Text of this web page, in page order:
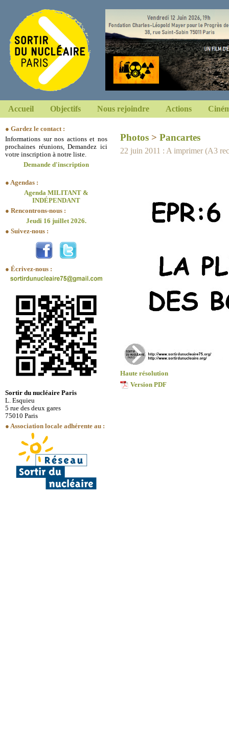
Accueil Objectifs Nous rejoindre Actions
● Gardez le contact :
Informations sur nos actions et nos
prochaines réunions, Demandez ici
votre inscription à notre liste.
Demande d'inscription
● Agendas :
Agenda MILITANT &
INDÉPENDANT
● Rencontrons-nous :
Jeudi 16 juillet 2026.
● Suivez-nous :
● Écrivez-nous :
Sortir du nucléaire Paris
L. Esquieu
5 rue des deux gares
75010 Paris
● Association locale adhérente au :
Photos > Pancartes
22 juin 2011 : A imprimer (A3
Haute résolution
Version PDF